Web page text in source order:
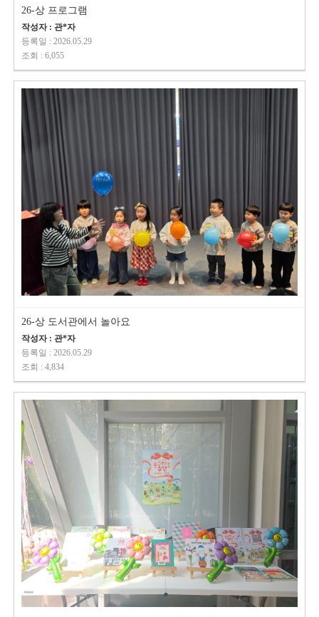
26-상 프로그램
작성자 : 관*자
등록일 : 2026.05.29
조회 : 6,055
26-상 도서관에서 놀아요
작성자 : 관*자
등록일 : 2026.05.29
조회 : 4,834